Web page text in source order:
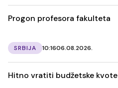
Progon profesora fakulteta
SRBIJA 10:1606.08.2026.
Hitno vratiti budžetske kvote